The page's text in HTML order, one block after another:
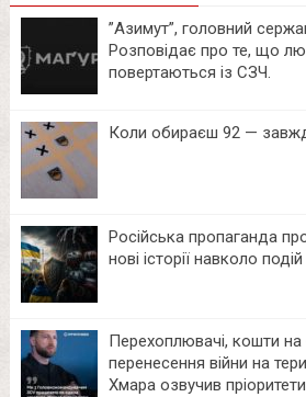
⁨”Азимут”, головний
Розповідає про те, що
повертаються із СЗЧ.
Коли обираєш 92 —
Російська пропаганда
нові історії навколо подій
Перехоплювачі, кошти на
перенесення війни на
Хмара озвучив